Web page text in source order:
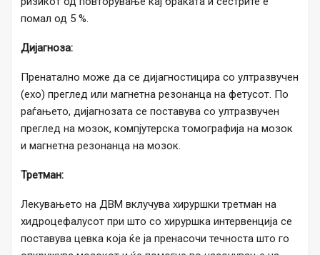
помал од 5 %.
Дијагноза:
Пренатално може да се дијагностицира со ултразвучен
(ехо) преглед или магнетна резонанца на фетусот. По
раѓањето, дијагнозата се поставува со ултразвучен
преглед на мозок, компјутерска томографија на мозок
и магнетна резонанца на мозок.
Третман:
Лекувањето на ДВМ вклучува хируршки третман на
хидроцефалусот при што со хируршка интервенција се
поставува цевка која ќе ја пренасочи течноста што го